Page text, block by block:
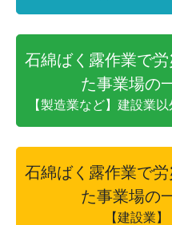
石綿ばく露作業で
た事業場の
【製造業など】建設業
石綿ばく露作業で
た事業場の
【建設業】